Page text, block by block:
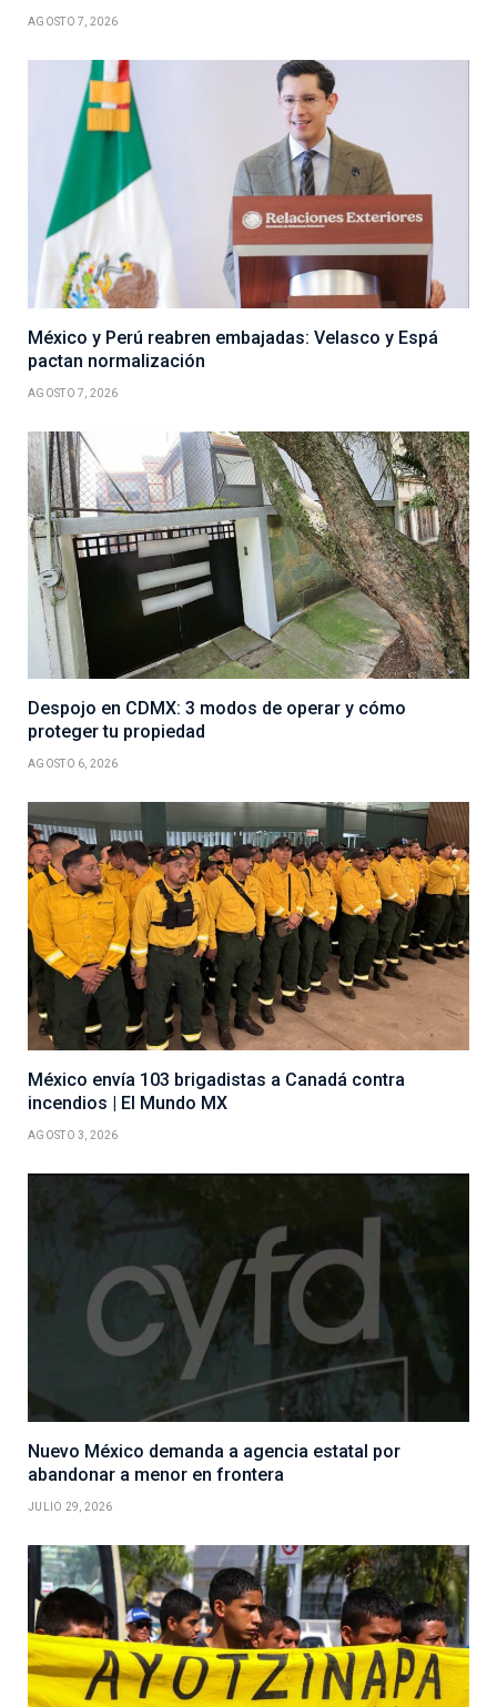
AGOSTO 7, 2026
México y Perú reabren embajadas: Velasco y Espá
pactan normalización
AGOSTO 7, 2026
Despojo en CDMX: 3 modos de operar y cómo
proteger tu propiedad
AGOSTO 6, 2026
México envía 103 brigadistas a Canadá contra
incendios | El Mundo MX
AGOSTO 3, 2026
Nuevo México demanda a agencia estatal por
abandonar a menor en frontera
JULIO 29, 2026